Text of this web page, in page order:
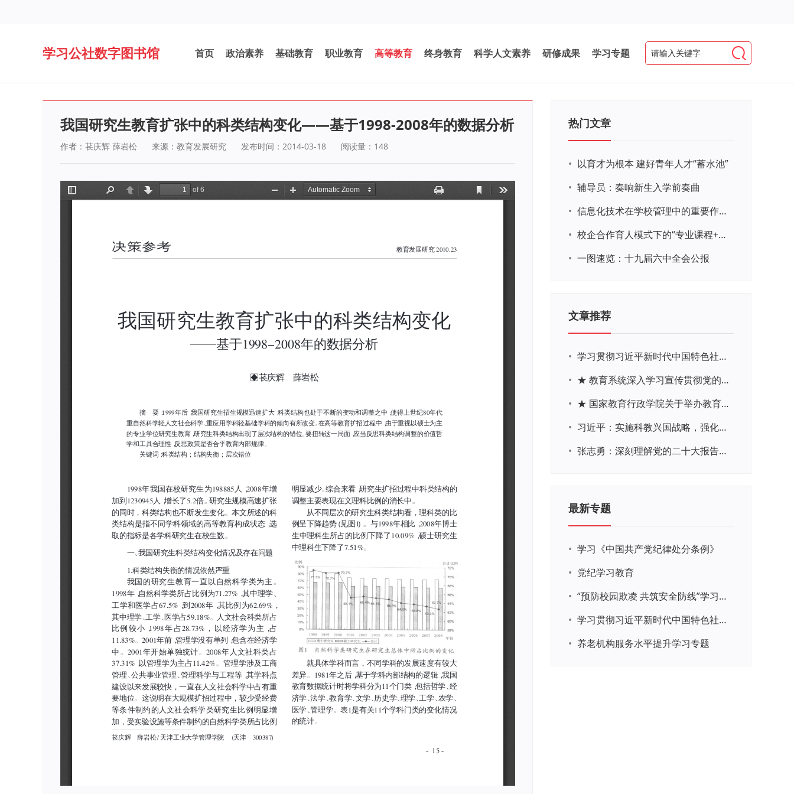
学习公社数字图书馆 首页 政治素养 基础教育 职业教育 高等教育 终身教育 科学人文素养 研修成果 学习专题
我国研究生教育扩张中的科类结构变化——基于1998-2008年的数据分析
作者：苌庆辉 薛岩松 来源：教育发展研究 发布时间：2014-03-18 阅读量： 148
热门文章
• 以育才为根本 建好青年人才“蓄水池”
• 辅导员：奏响新生入学前奏曲
•
信息化技术在学校管理中的重要作用 ——以贵州省威宁民族中学和校园使用等为例
•
校企合作育人模式下的“专业课程+思政教育+党建活动”交叉融合的课程思政教学探索与实践
• 一图速览：十九届六中全会公报
文章推荐
•
学习贯彻习近平新时代中国特色社会主义思想主题教育网络培训
•
★ 教育系统深入学习宣传贯彻党的二十大精神学习专题
•
★ 国家教育行政学院关于举办教育系统深入学习宣传贯彻党的二十大精神专题网络培训的通知
•
习近平：实施科教兴国战略，强化现代化建设人才支撑
•
张志勇：深刻理解党的二十大报告关于教育的新思想、新战略、新要求
最新专题
• 学习《中国共产党纪律处分条例》
• 党纪学习教育
•
“预防校园欺凌 共筑安全防线”学习专题
•
学习贯彻习近平新时代中国特色社会主义思想主题教育
• 养老机构服务水平提升学习专题